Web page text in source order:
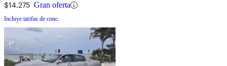
$14,275 Gran oferta
Incluye tarifas de conc.